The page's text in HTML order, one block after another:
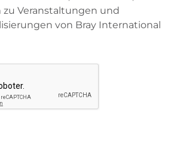
Veranstaltungen und
von Bray International